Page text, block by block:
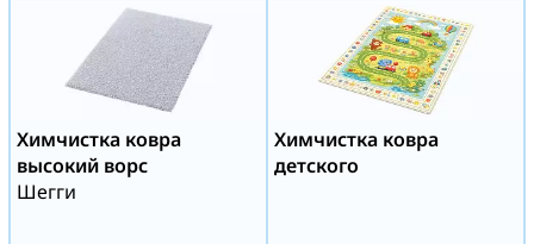
Химчистка ковра
высокий ворс
Шегги
Химчистка ковра
детского